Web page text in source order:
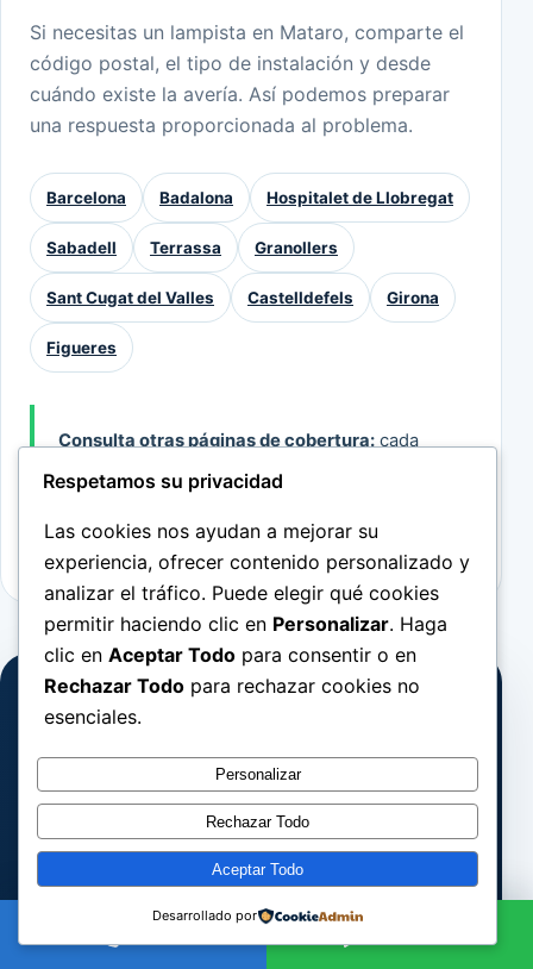
Si necesitas un lampista en Mataro, comparte el
código postal, el tipo de instalación y desde
cuándo existe la avería. Así podemos preparar
una respuesta proporcionada al problema.
Barcelona Badalona Hospitalet de Llobregat
Sabadell Terrassa Granollers
Sant Cugat del Valles Castelldefels Girona
Figueres
Consulta otras páginas de cobertura: cada
de servicio. La visita se confirma siempre
según ruta, tipo de avería y disponibilidad.
Prepara estos 4 datos
Barrio o código postal
Vivienda, local o comunidad
Síntoma y cuándo empezó
Respetamos su privacidad
Las cookies nos ayudan a mejorar su
experiencia, ofrecer contenido personalizado y
analizar el tráfico. Puede elegir qué cookies
permitir haciendo clic en Personalizar. Haga
clic en Aceptar Todo para consentir o en
Rechazar Todo para rechazar cookies no
esenciales.
Personalizar
Rechazar Todo
Aceptar Todo
Desarrollado por